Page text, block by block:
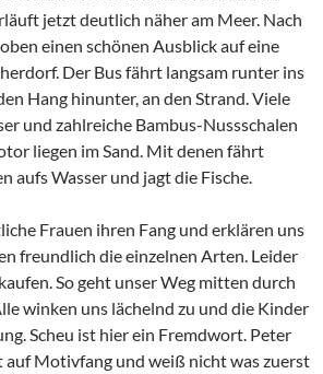
jetzt deutlich näher am Meer. Nach
einen schönen Ausblick auf eine
Der Bus fährt langsam runter ins
Hang hinunter, an den Strand. Viele
und zahlreiche Bambus-Nussschalen
liegen im Sand. Mit denen fährt
aufs Wasser und jagt die Fische.
Frauen ihren Fang und erklären uns
freundlich die einzelnen Arten. Leider
So geht unser Weg mitten durch
winken uns lächelnd zu und die Kinder
Scheu ist hier ein Fremdwort. Peter
auf Motivfang und weiß nicht was zuerst